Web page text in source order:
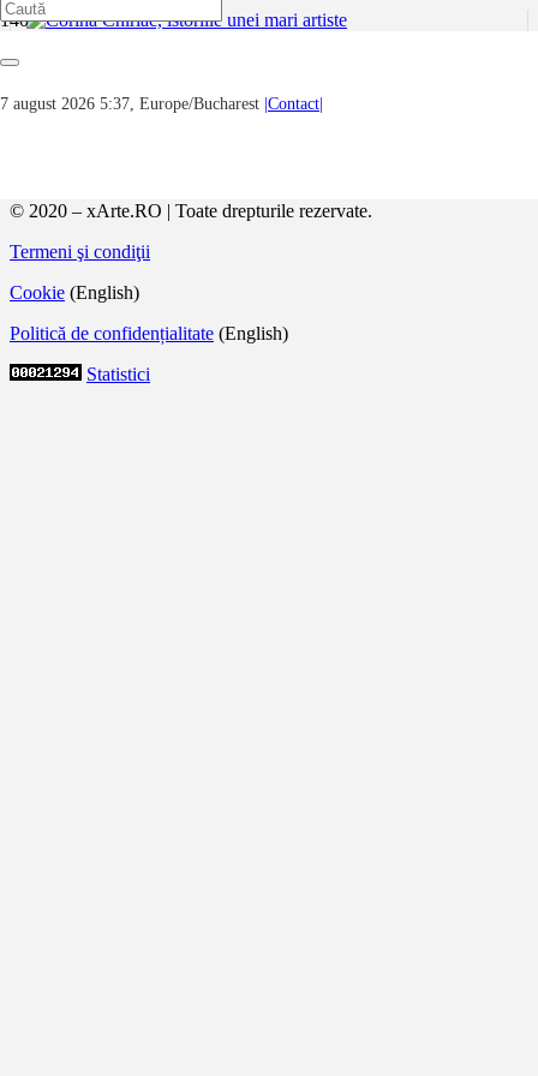
7 august 2026 5:37, Europe/Bucharest |Contact|
Expoziția „Corina Chiriac, istoriile unei mari artiste” se
© 2020 – xArte.RO | Toate drepturile rezervate.
Termeni şi condiţii
Cookie (English)
Politică de confidențialitate (English)
Statistici